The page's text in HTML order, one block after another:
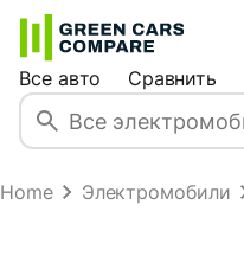
Все авто
Сравнить
Home Электромобили